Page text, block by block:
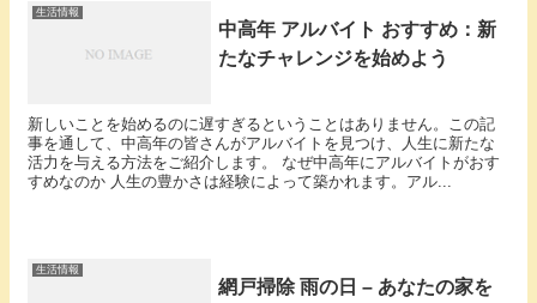
生活情報
中高年 アルバイト おすすめ：新
たなチャレンジを始めよう
新しいことを始めるのに遅すぎるということはありません。この記
事を通して、中高年の皆さんがアルバイトを見つけ、人生に新たな
活力を与える方法をご紹介します。 なぜ中高年にアルバイトがおす
すめなのか 人生の豊かさは経験によって築かれます。アル...
生活情報
網戸掃除 雨の日 – あなたの家を